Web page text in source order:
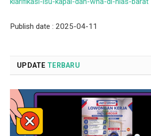
Publish date : 2025-04-11
UPDATE TERBARU